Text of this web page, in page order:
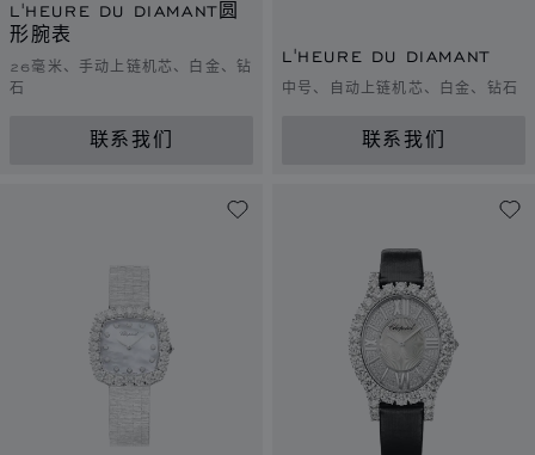
L'HEURE DU DIAMANT圆
形腕表
26毫米、手动上链机芯、白金、钻
石
联系我们
L'HEURE DU DIAMANT
中号、自动上链机芯、白金、钻石
联系我们